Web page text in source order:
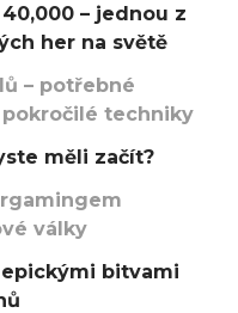
– jednou z
her na světě
– potřebné
techniky
měli začít?
války
bitvami